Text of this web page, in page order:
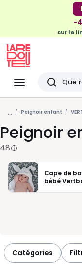
sur le
Menu
Redoute
Derniers
articles
vus
... Peignoir enfant
Peignoir
48
Cape de
bébé
Catégories